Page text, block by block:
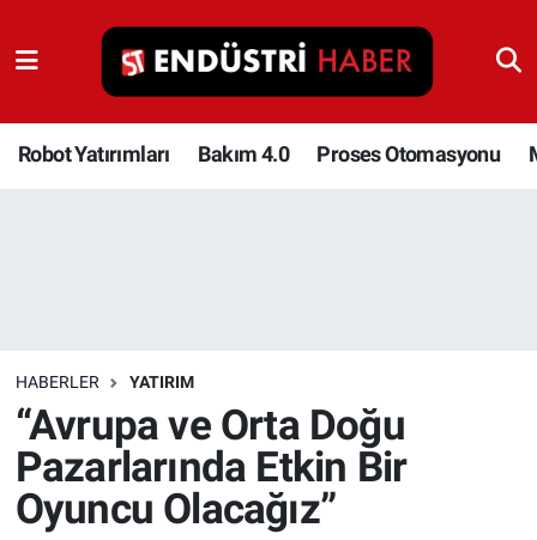
Robot Yatırımları Bakım 4.0 Proses Otomasyonu
HABERLER YATIRIM
“Avrupa ve Orta Doğu
Pazarlarında Etkin Bir
Oyuncu Olacağız”
Robot Yatırımları
Bakım 4.0
İnşaat ve Malzeme
HaberOrtak